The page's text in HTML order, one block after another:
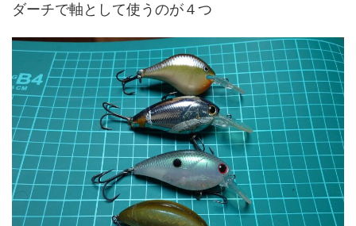
ダーチで軸として使うのが４つ